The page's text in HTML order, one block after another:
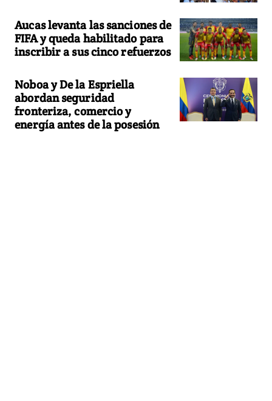
Aucas levanta las sanciones de
FIFA y queda habilitado para
inscribir a sus cinco refuerzos
Noboa y De la Espriella
abordan seguridad
fronteriza, comercio y
energía antes de la posesión